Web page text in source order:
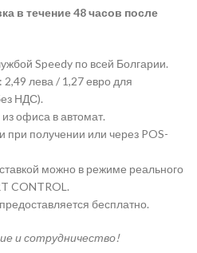
в течение 48 часов после
Speedy по всей Болгарии.
лева / 1,27 евро для
НДС).
офиса в автомат.
получении или через POS-
можно в режиме реального
CONTROL.
бесплатно.
и сотрудничество!